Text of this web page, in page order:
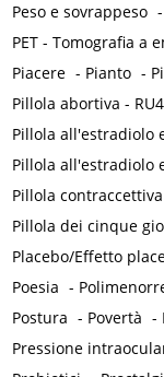
Peso e sovrappeso -
PET - Tomografia a
Piacere - Pianto -
Pillola abortiva -
Pillola all'estradiolo
Pillola all'estradiolo
Pillola contraccettiva
Pillola dei cinque
Placebo/Effetto
Poesia -
Postura - Povertà -
Pressione